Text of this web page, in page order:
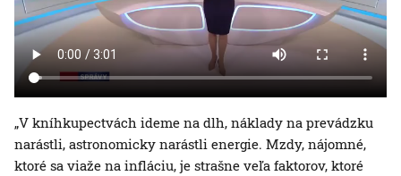
„V kníhkupectvách ideme na dlh, náklady na prevádzku
narástli, astronomicky narástli energie. Mzdy, nájomné,
ktoré sa viaže na infláciu, je strašne veľa faktorov, ktoré